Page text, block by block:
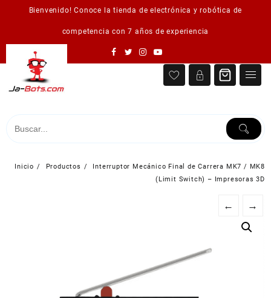
Bienvenido! Conoce la tienda de electrónica y robótica de
competencia con 7 años de experiencia
Inicio Productos
Interruptor Mecánico Final de Carrera MK7 / MK8
(Limit Switch) – Impresoras 3D
← →